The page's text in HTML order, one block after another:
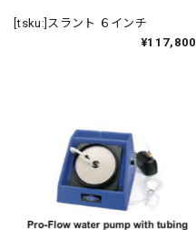
[tsku:]スラント ６インチ
¥117,800